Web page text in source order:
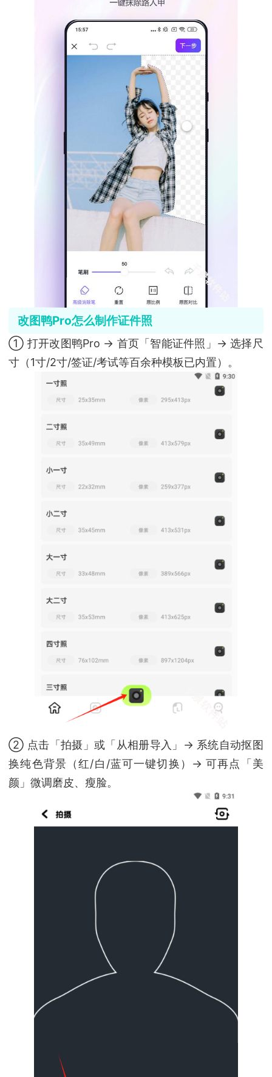
改图鸭Pro怎么制作证件照
① 打开改图鸭Pro → 首页「智能证件照」→ 选择尺
寸（1寸/2寸/签证/考试等百余种模板已内置）。
② 点击「拍摄」或「从相册导入」→ 系统自动抠图
换纯色背景（红/白/蓝可一键切换）→ 可再点「美
颜」微调磨皮、瘦脸。